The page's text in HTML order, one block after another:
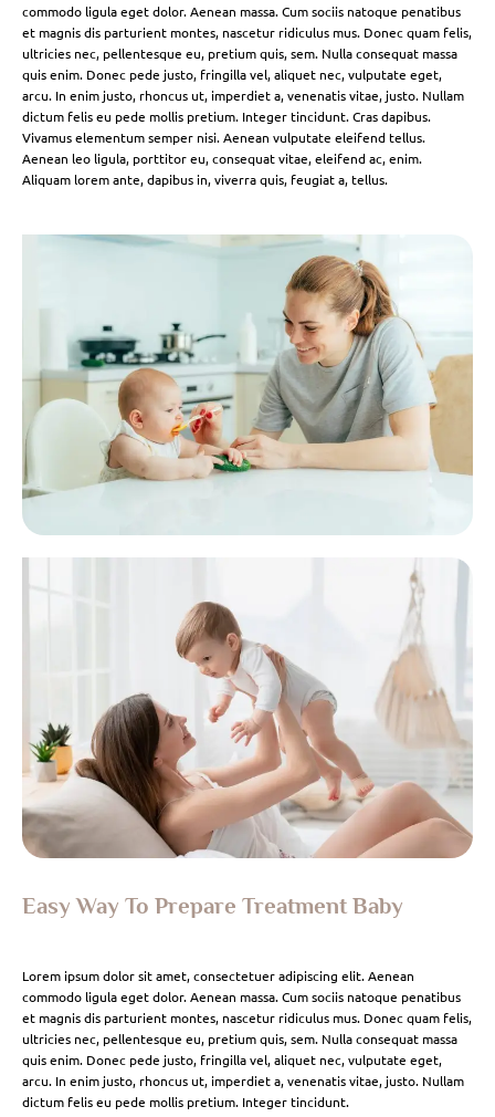
commodo ligula eget dolor. Aenean massa. Cum sociis natoque penatibus
et magnis dis parturient montes, nascetur ridiculus mus. Donec quam felis,
ultricies nec, pellentesque eu, pretium quis, sem. Nulla consequat massa
quis enim. Donec pede justo, fringilla vel, aliquet nec, vulputate eget,
arcu. In enim justo, rhoncus ut, imperdiet a, venenatis vitae, justo. Nullam
dictum felis eu pede mollis pretium. Integer tincidunt. Cras dapibus.
Vivamus elementum semper nisi. Aenean vulputate eleifend tellus.
Aenean leo ligula, porttitor eu, consequat vitae, eleifend ac, enim.
Aliquam lorem ante, dapibus in, viverra quis, feugiat a, tellus.
Easy Way To Prepare Treatment Baby
Lorem ipsum dolor sit amet, consectetuer adipiscing elit. Aenean
commodo ligula eget dolor. Aenean massa. Cum sociis natoque penatibus
et magnis dis parturient montes, nascetur ridiculus mus. Donec quam felis,
ultricies nec, pellentesque eu, pretium quis, sem. Nulla consequat massa
quis enim. Donec pede justo, fringilla vel, aliquet nec, vulputate eget,
arcu. In enim justo, rhoncus ut, imperdiet a, venenatis vitae, justo. Nullam
dictum felis eu pede mollis pretium. Integer tincidunt.